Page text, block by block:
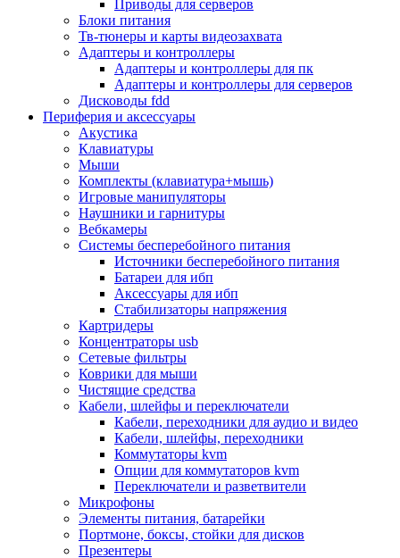
Карты памяти
Оптические носители
Blu-ray
Cd-r
Cd-rw
Dvd-r
Dvdrw
Серверы
Программное обеспечение
Операционные системы
Антивирусное по
Офисные приложения
Неттопы, тонкие клиенты, платформы nuc
Микрокомпьютеры
Опции для компьютеров
Бытовая техника
Кухонная техника
Блендеры, измельчители
Блинницы
Вакуумные упаковщики
Весы кухонные
Гриль
Дистилляторы
Йогуртницы
Кофеварки и кофемашины
Кофемолки
Кухонные комбайны
Ломтерезки
Микроволновые печи
Миксеры
Мини-печи
Мойки
Мультиварки
Приводы для серверов
Блоки питания
Тв-тюнеры и карты видеозахвата
Адаптеры и контроллеры
Адаптеры и контроллеры для пк
Адаптеры и контроллеры для серверов
Дисководы fdd
Периферия и аксессуары
Акустика
Клавиатуры
Мыши
Комплекты (клавиатура+мышь)
Игровые манипуляторы
Наушники и гарнитуры
Вебкамеры
Системы бесперебойного питания
Источники бесперебойного питания
Батареи для ибп
Аксессуары для ибп
Стабилизаторы напряжения
Картридеры
Концентраторы usb
Сетевые фильтры
Коврики для мыши
Чистящие средства
Кабели, шлейфы и переключатели
Кабели, переходники для аудио и видео
Кабели, шлейфы, переходники
Коммутаторы kvm
Опции для коммутаторов kvm
Переключатели и разветвители
Микрофоны
Элементы питания, батарейки
Портмоне, боксы, стойки для дисков
Презентеры